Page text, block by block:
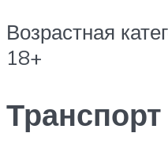
Возрастная
18+